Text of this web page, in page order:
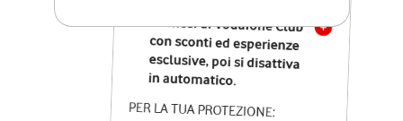
12 mesi di Vodafone Club
con sconti ed esperienze
esclusive, poi si disattiva
in automatico.
PER LA TUA PROTEZIONE: